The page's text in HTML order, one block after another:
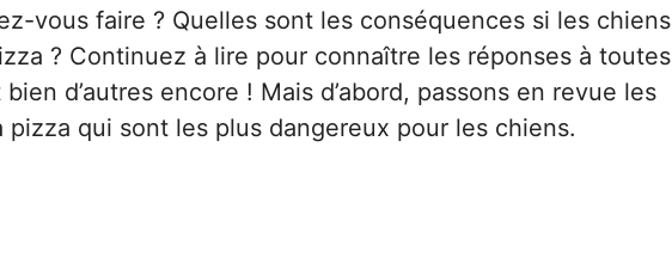
vous faire ? Quelles sont les conséquences si les chiens
? Continuez à lire pour connaître les réponses à toutes
d’autres encore ! Mais d’abord, passons en revue les
pizza qui sont les plus dangereux pour les chiens.